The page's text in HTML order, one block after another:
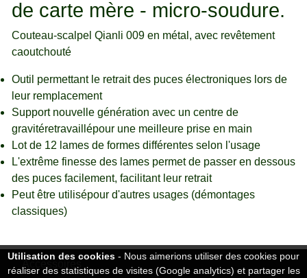
de carte mère - micro-soudure.
Couteau-scalpel Qianli 009 en métal, avec revêtement
caoutchouté
Outil permettant le retrait des puces électroniques lors de
leur remplacement
Support nouvelle génération avec un centre de
gravitéretravaillépour une meilleure prise en main
Lot de 12 lames de formes différentes selon l'usage
L'extrême finesse des lames permet de passer en dessous
des puces facilement, facilitant leur retrait
Peut être utilisépour d'autres usages (démontages
classiques)
Utilisation des cookies - Nous aimerions utiliser des cookies pour
réaliser des statistiques de visites (Google analytics) et partager les